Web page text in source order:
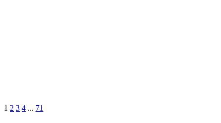
1 2 3 4 ... 71